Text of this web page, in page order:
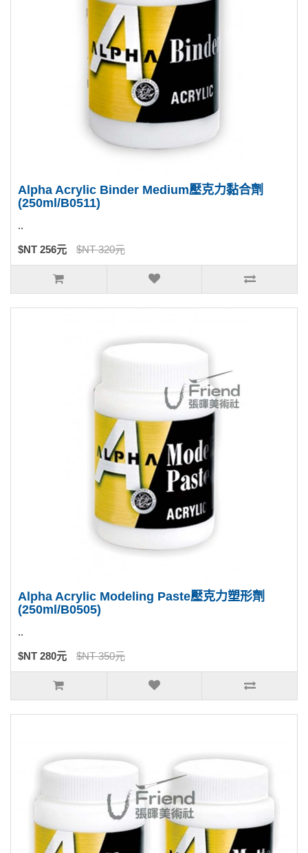
Alpha Acrylic Binder Medium壓克力黏合劑
(250ml/B0511)
..
$NT 256元 $NT 320元
Alpha Acrylic Modeling Paste壓克力塑形劑
(250ml/B0505)
..
$NT 280元 $NT 350元